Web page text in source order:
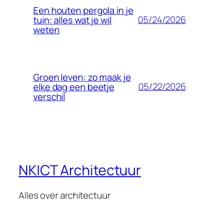
Een houten pergola in je
tuin: alles wat je wil
weten
05/24/2026
Groen leven: zo maak je
elke dag een beetje
verschil
05/22/2026
NKICT Architectuur
Alles over architectuur